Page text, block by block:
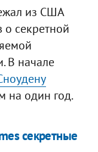
из США
о секретной
В начале
на один год.
секретные